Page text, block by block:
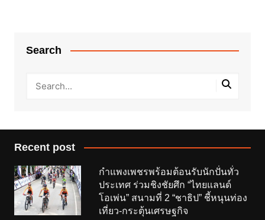
Search
Recent post
กำแพงเพชรพร้อมต้อนรับนักปั่นทั่ว
ประเทศ ร่วมชิงชัยศึก “ไทยแลนด์
โอเพ่น” สนามที่ 2 “ชาธิป” ชี้หนุนท่อง
เที่ยว-กระตุ้นเศรษฐกิจ